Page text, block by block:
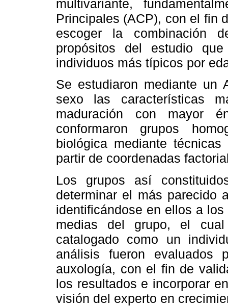
multivariante,
Principales (ACP), con el fin
escoger la combinación
propósitos del estudio
individuos más típicos por
Se estudiaron mediante un
sexo las características
maduración con mayor
conformaron grupos
biológica mediante
partir de coordenadas
Los grupos así
determinar el más parecido
identificándose en ellos a
medias del grupo, el cual
catalogado como un
análisis fueron evaluados
auxología, con el fin de
los resultados e incorporar
visión del experto en